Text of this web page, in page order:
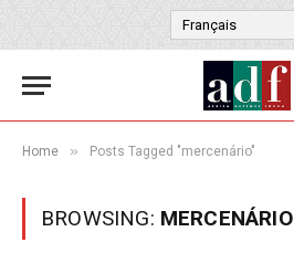
Français
Home » Posts Tagged "mercenário"
BROWSING: MERCENÁRIO